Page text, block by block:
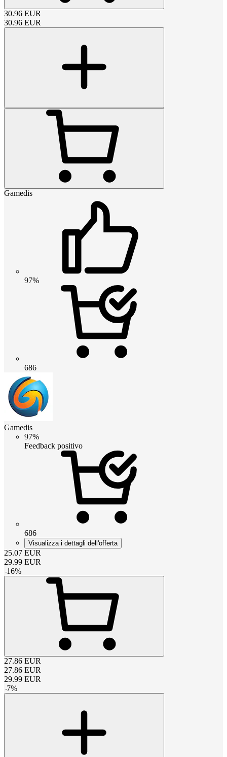
30.96 EUR
30.96 EUR
Gamedis
97%
686
Gamedis
97%
Feedback positivo
686
Visualizza i dettagli dell'offerta
25.07 EUR
29.99 EUR
-16%
27.86 EUR
27.86 EUR
29.99 EUR
-7%